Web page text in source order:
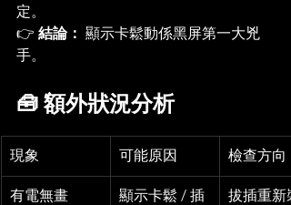
定。
👉 結論： 顯示卡鬆動係黑屏第一大兇
手。
🧰 額外狀況分析
現象 可能原因 檢查方向
有電無畫
顯示卡鬆 / 插
拔插重新